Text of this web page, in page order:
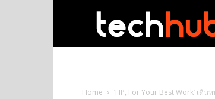
Home ‘HP, For Your Best Work’ เ